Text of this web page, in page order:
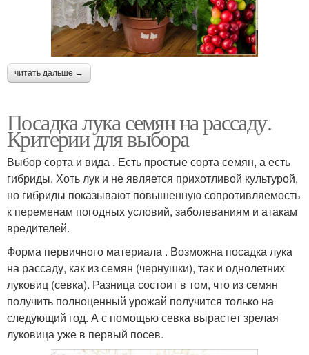
читать дальше →
Посадка лука семян на рассаду.
Критерии для выбора
Выбор сорта и вида . Есть простые сорта семян, а есть
гибриды. Хоть лук и не является прихотливой культурой,
но гибриды показывают повышенную сопротивляемость
к переменам погодных условий, заболеваниям и атакам
вредителей.
Форма первичного материала . Возможна посадка лука
на рассаду, как из семян (чернушки), так и однолетних
луковиц (севка). Разница состоит в том, что из семян
получить полноценный урожай получится только на
следующий год. А с помощью севка вырастет зрелая
луковица уже в первый посев.